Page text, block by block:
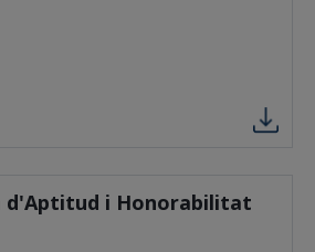
d'Aptitud i Honorabilitat